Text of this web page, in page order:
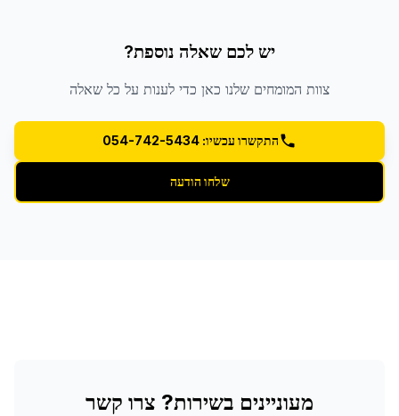
יש לכם שאלה נוספת?
צוות המומחים שלנו כאן כדי לענות על כל שאלה
התקשרו עכשיו: 054-742-5434
שלחו הודעה
מעוניינים בשירות? צרו קשר